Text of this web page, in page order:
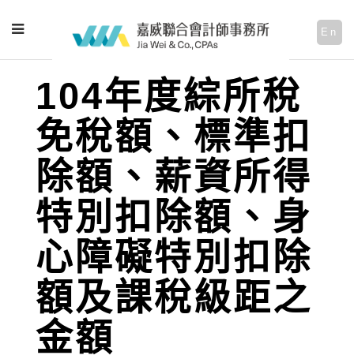
En
104年度綜所稅
免稅額、標準扣
除額、薪資所得
特別扣除額、身
心障礙特別扣除
額及課稅級距之
金額